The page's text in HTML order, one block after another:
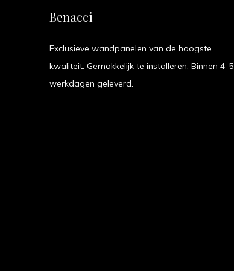
Benacci
Exclusieve wandpanelen van de hoogste
kwaliteit. Gemakkelijk te installeren. Binnen 4-5
werkdagen geleverd.